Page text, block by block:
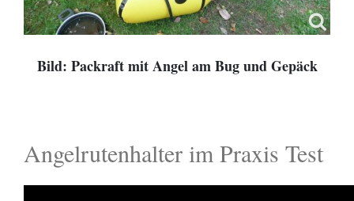
Bild: Packraft mit Angel am Bug und Gepäck
Angelrutenhalter im Praxis Test